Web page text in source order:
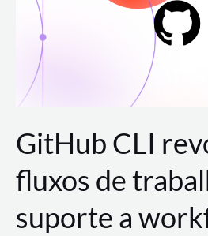
conteúdo
GitHub CLI
fluxos de
suporte a